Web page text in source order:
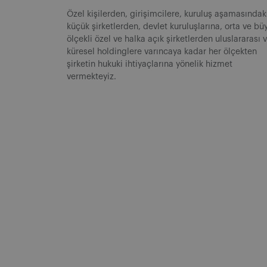
Özel kişilerden, girişimcilere, kuruluş
küçük şirketlerden, devlet kuruluşlarına, orta ve
ölçekli özel ve halka açık şirketlerden uluslararası
küresel holdinglere varıncaya kadar her ölçekten
şirketin hukuki ihtiyaçlarına yönelik hizmet
vermekteyiz.